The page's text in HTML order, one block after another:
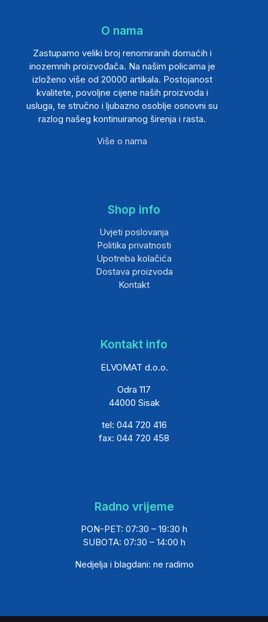
O nama
Zastupamo veliki broj renomiranih domaćih i
inozemnih proizvođača. Na našim policama je
izloženo više od 20000 artikala. Postojanost
kvalitete, povoljne cijene naših proizvoda i
usluga, te stručno i ljubazno osoblje osnovni su
razlog našeg kontinuiranog širenja i rasta.
Više o nama
Shop info
Uvjeti poslovanja
Politika privatnosti
Upotreba kolačića
Dostava proizvoda
Kontakt
Kontakt info
ELVOMAT d.o.o.
Odra 117
44000 Sisak
tel: 044 720 416
fax: 044 720 458
Radno vrijeme
PON-PET: 07:30 – 19:30 h
SUBOTA: 07:30 – 14:00 h
Nedjelja i blagdani: ne radimo